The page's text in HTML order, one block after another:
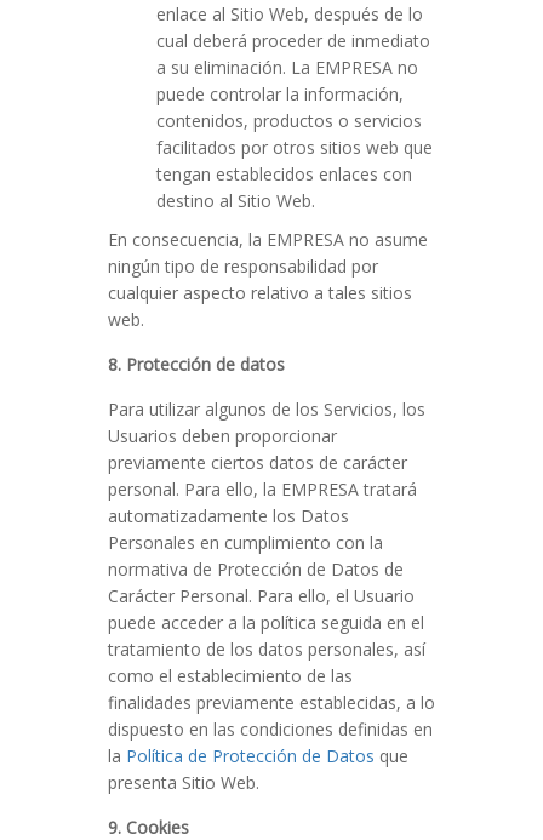
enlace al Sitio Web, después de lo
cual deberá proceder de inmediato
a su eliminación. La EMPRESA no
puede controlar la información,
contenidos, productos o servicios
facilitados por otros sitios web que
tengan establecidos enlaces con
destino al Sitio Web.
En consecuencia, la EMPRESA no asume
ningún tipo de responsabilidad por
cualquier aspecto relativo a tales sitios
web.
8. Protección de datos
Para utilizar algunos de los Servicios, los
Usuarios deben proporcionar
previamente ciertos datos de carácter
personal. Para ello, la EMPRESA tratará
automatizadamente los Datos
Personales en cumplimiento con la
normativa de Protección de Datos de
Carácter Personal. Para ello, el Usuario
puede acceder a la política seguida en el
tratamiento de los datos personales, así
como el establecimiento de las
finalidades previamente establecidas, a lo
dispuesto en las condiciones definidas en
la Política de Protección de Datos que
presenta Sitio Web.
9. Cookies